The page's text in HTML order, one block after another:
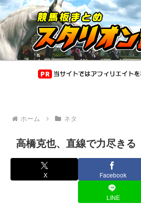
ホーム ネタ
高橋克也、直線で力尽きる
X Facebook
LINE